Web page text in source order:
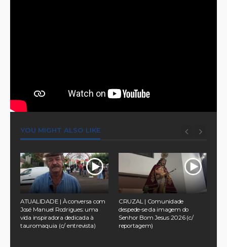
YOU MIGHT ALSO LIKE
ATUALIDADE | À conversa com
José Manuel Rodrigues: uma
vida inspiradora dedicada à
tauromaquia (c/ entrevista)
CRUZAL | Comunidade
despede-se da imagem do
Senhor Bom Jesus 2026 (c/
reportagem)